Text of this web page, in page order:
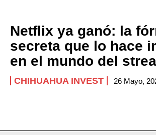
Netflix ya ganó: la
secreta que lo hace
en el mundo del
CHIHUAHUA INVEST 26 Mayo,